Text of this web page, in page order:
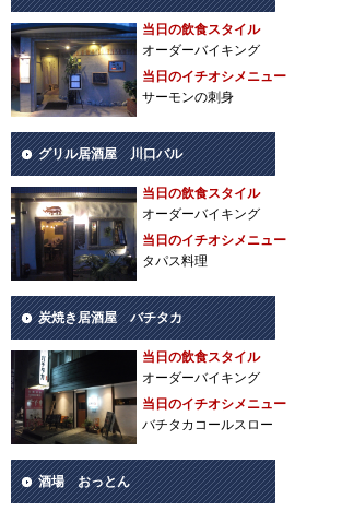
当日の飲食スタイル
オーダーバイキング
当日のイチオシメニュー
サーモンの刺身
グリル居酒屋 川口バル
当日の飲食スタイル
オーダーバイキング
当日のイチオシメニュー
タパス料理
炭焼き居酒屋 バチタカ
当日の飲食スタイル
オーダーバイキング
当日のイチオシメニュー
バチタカコールスロー
酒場 おっとん